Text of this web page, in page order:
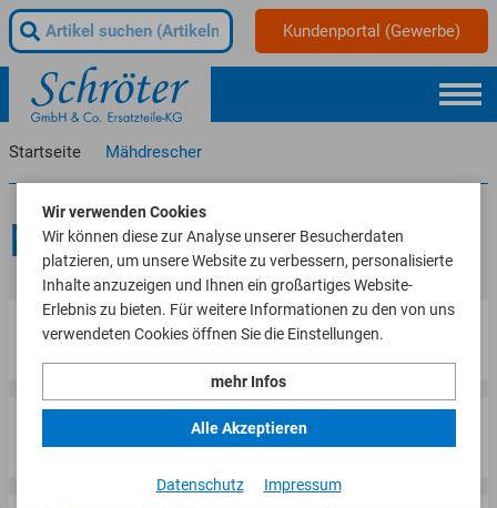
Kundenportal (Gewerbe)
Startseite Mähdrescher
Mähdrescher
Agriveco
Bächt
Wir verwenden Cookies
Wir können diese zur Analyse unserer Besucherdaten
platzieren, um unsere Website zu verbessern, personalisierte
Inhalte anzuzeigen und Ihnen ein großartiges Website-
Erlebnis zu bieten. Für weitere Informationen zu den von uns
verwendeten Cookies öffnen Sie die Einstellungen.
mehr Infos
Alle Akzeptieren
Datenschutz Impressum